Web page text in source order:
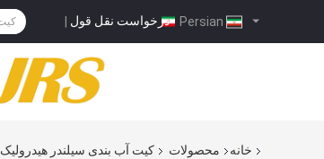
درخواست نقل قول |
خانه محصولات کیت آب بندی سیلندر هیدرولیک